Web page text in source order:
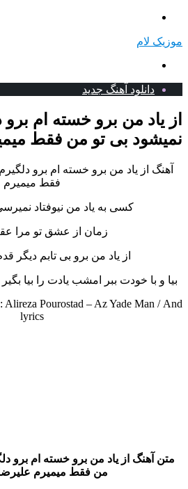
موزیک لام
دانلود آهنگ جدید
از یاد من برو خسته ام
نمیشود بی تو من فقط
آهنگ از یاد من برو خسته ام برو
فقط میمیرم
کسی به یاد من نیوفتاد
زمان از عشق تو مرا
از یاد من برو بی تابم دیگر
بیا و با خودت ببر امشب یادت را بیا
Pourostad – Az Yade Man / And
lyrics
متن آهنگ از یاد من برو خسته ام برو
من فقط میمیرم علیرضا